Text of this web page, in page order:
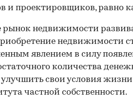
и проектировщиков, равно
рынок недвижимости
недвижимости
явлением в силу
количества
улучшить свои условия
частной собственности.